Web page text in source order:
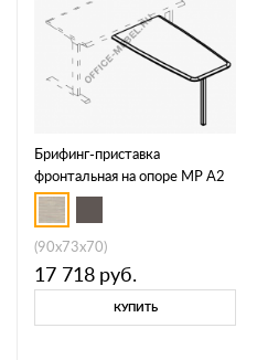
Брифинг-приставка
фронтальная на опоре МР А2
073
(90x73x70)
17 718 руб.
КУПИТЬ